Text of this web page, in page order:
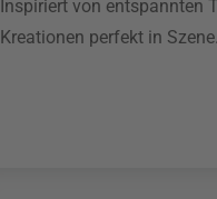
Inspiriert von entspannten
Kreationen perfekt in Szene.